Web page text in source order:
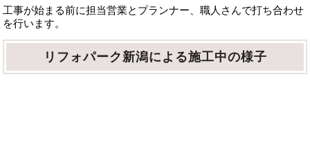
工事が始まる前に担当営業とプランナー、職人さんで打ち合わせ
を行います。
リフォパーク新潟による施工中の様子